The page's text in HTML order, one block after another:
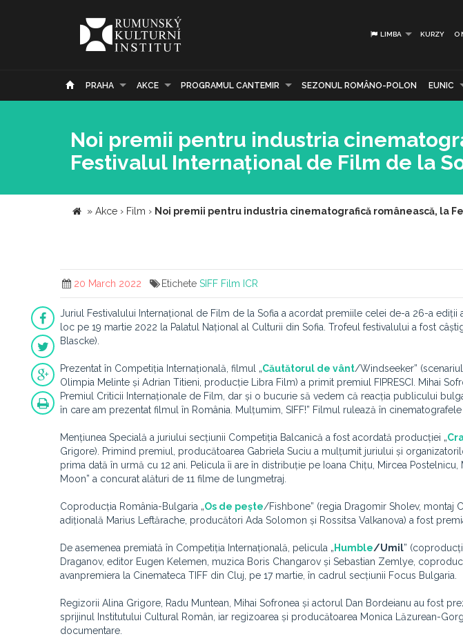
LIMBA KURZY O
PRAHA AKCE PROGRAMUL CANTEMIR SEZONUL ROMÂNO-POLON EUNIC
Noi premii pentru industria
Festivalul Internațional de Film de la
» Akce › Film › Noi premii pentru industria cinematografică românească, la
20 March 2022 EticheteSIFF Film ICR
Juriul Festivalului Internațional de Film de la Sofia a acordat premiile celei de-a 26-a ediții
loc pe 19 martie 2022 la Palatul Național al Culturii din Sofia. Trofeul festivalului a fost
Blascke).
Prezentat în Competiția Internațională, filmul „Căutătorul de vânt/Windseeker”
Olimpia Melinte și Adrian Titieni, producție Libra Film) a primit premiul FIPRESCI. Mihai
Premiul Criticii Internaționale de Film, dar și o bucurie să vedem că reacția publicului
în care am prezentat filmul în România. Mulțumim, SIFF!” Filmul rulează în
Mențiunea Specială a juriului secțiunii Competiția Balcanică a fost acordată producției „
Grigore). Primind premiul, producătoarea Gabriela Suciu a mulțumit juriului și
prima dată în urmă cu 12 ani. Pelicula îi are în distribuție pe Ioana Chițu, Mircea
Moon” a concurat alături de 11 filme de lungmetraj.
Coproducția România-Bulgaria „Os de pește/Fishbone” (regia Dragomir Sholev, montaj
adițională Marius Leftărache, producători Ada Solomon și Rossitsa Valkanova) a fost
De asemenea premiată în Competiția Internațională, pelicula „ Humble/Umil”
Draganov, editor Eugen Kelemen, muzica Boris Changarov și Sebastian Zemlye,
avanpremiera la Cinemateca TIFF din Cluj, pe 17 martie, în cadrul secțiunii Focus Bulgaria.
Regizorii Alina Grigore, Radu Muntean, Mihai Sofronea și actorul Dan Bordeianu au fost
sprijinul Institutului Cultural Român, iar regizoarea și producătoarea Monica Lăzurean-
documentare.